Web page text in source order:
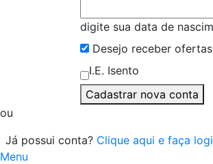
digite sua data de
Desejo receber
I.E. Isento
Cadastrar nova conta
ou
Já possui conta? Clique aqui e faça
Menu